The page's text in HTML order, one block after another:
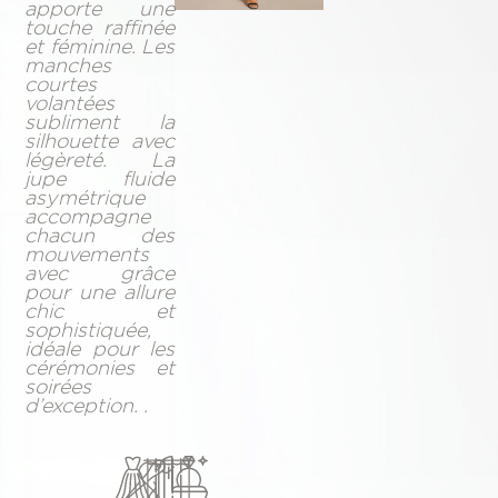
apporte une
touche raffinée
et féminine. Les
manches
courtes
volantées
subliment la
silhouette avec
légèreté. La
jupe fluide
asymétrique
accompagne
chacun des
mouvements
avec grâce
pour une allure
chic et
sophistiquée,
idéale pour les
cérémonies et
soirées
d’exception. .